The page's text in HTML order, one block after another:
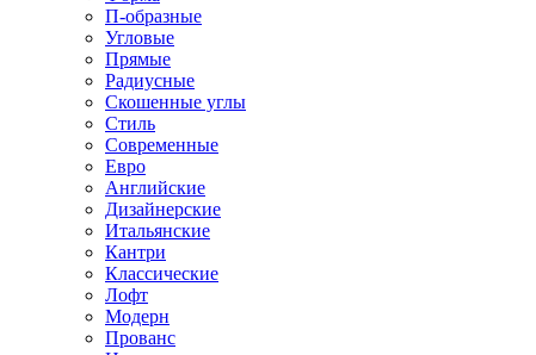
П-образные
Угловые
Прямые
Радиусные
Скошенные углы
Стиль
Современные
Евро
Английские
Дизайнерские
Итальянские
Кантри
Классические
Лофт
Модерн
Прованс